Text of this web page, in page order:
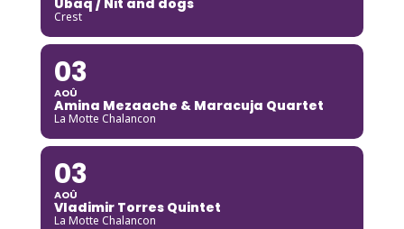
Crest
03
AOÛ
Amina Mezaache & Maracuja Quartet
La Motte Chalancon
03
AOÛ
Vladimir Torres Quintet
La Motte Chalancon